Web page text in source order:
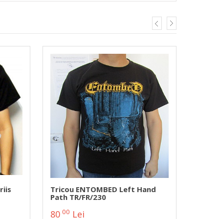
Tricou ENTOMBED Left Hand
Path TR/FR/230
80 00 Lei